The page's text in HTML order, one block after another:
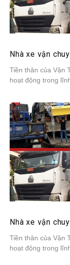
Nhà xe vận
Tiền thân của Vận
hoạt động trong
Nhà xe vận
Tiền thân của Vận
hoạt động trong